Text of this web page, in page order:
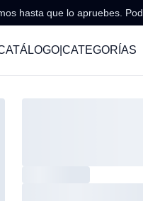
hasta que lo apruebes.
| CATEGORÍAS